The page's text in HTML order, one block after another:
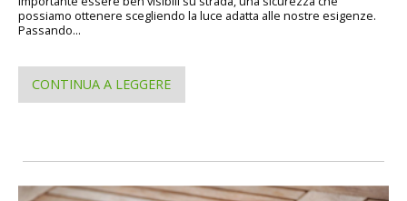
possiamo ottenere scegliendo la luce adatta alle nostre esigenze.
Passando...
CONTINUA A LEGGERE